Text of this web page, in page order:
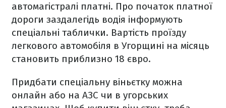
автомагістралі платні. Про початок платної
дороги заздалегідь водія інформують
спеціальні таблички. Вартість проїзду
легкового автомобіля в Угорщині на місяць
становить приблизно 18 євро.
Придбати спеціальну віньєтку можна
онлайн або на АЗС чи в угорських